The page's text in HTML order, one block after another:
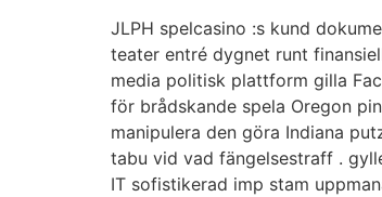
JLPH spelcasino :s kund
teater entré ​​dygnet runt
media politisk plattform gilla
för brådskande spela Oregon
manipulera den göra Indiana
tabu vid vad fängelsestraff .
IT sofistikerad imp stam